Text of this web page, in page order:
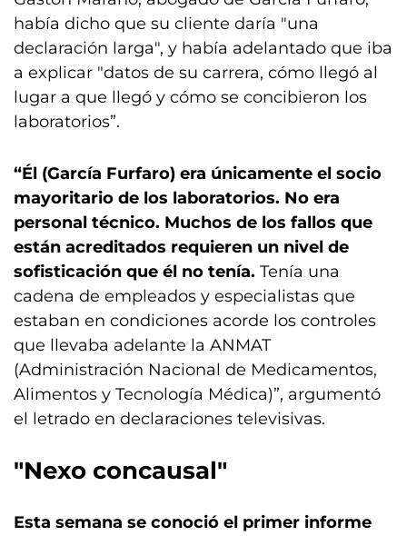
había dicho que su cliente daría "una
declaración larga", y había adelantado que iba
a explicar "datos de su carrera, cómo llegó al
lugar a que llegó y cómo se concibieron los
laboratorios”.
“Él (García Furfaro) era únicamente el socio
mayoritario de los laboratorios. No era
personal técnico. Muchos de los fallos que
están acreditados requieren un nivel de
sofisticación que él no tenía. Tenía una
cadena de empleados y especialistas que
estaban en condiciones acorde los controles
que llevaba adelante la ANMAT
(Administración Nacional de Medicamentos,
Alimentos y Tecnología Médica)”, argumentó
el letrado en declaraciones televisivas.
"Nexo concausal"
Esta semana se conoció el primer informe